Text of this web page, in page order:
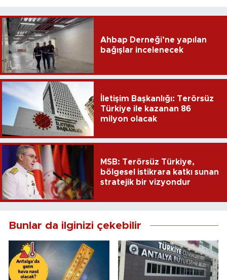
Ahbap Derneği’ne yapılan
bağışlar incelenecek
İletişim Başkanlığı: Terörsüz
Türkiye ile kazanan 86
milyon olacak
MSB: Terörsüz Türkiye,
bölgesel istikrara katkı sunan
stratejik bir vizyondur
Bunlar da ilginizi çekebilir